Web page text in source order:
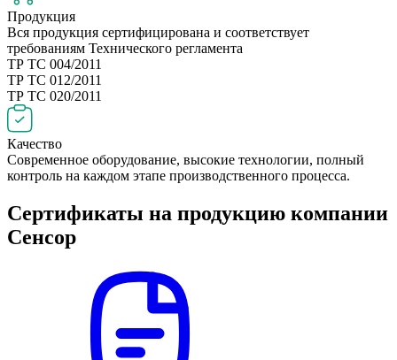
Продукция
Вся продукция сертифицирована и соответствует
требованиям Технического регламента
ТР ТС 004/2011
ТР ТС 012/2011
ТР ТС 020/2011
Качество
Современное оборудование, высокие технологии, полный
контроль на каждом этапе производственного процесса.
Сертификаты на продукцию компании
Сенсор